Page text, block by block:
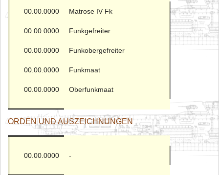
00.00.0000 Matrose IV Fk
00.00.0000 Funkgefreiter
00.00.0000 Funkobergefreiter
00.00.0000 Funkmaat
00.00.0000 Oberfunkmaat
ORDEN UND AUSZEICHNUNGEN
00.00.0000 -